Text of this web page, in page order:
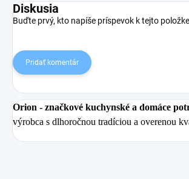
Diskusia
Buďte prvý, kto napíše príspevok k tejto
Pridať komentár
Orion - značkové kuchynské a domáce
výrobca s dlhoročnou tradíciou a overenou